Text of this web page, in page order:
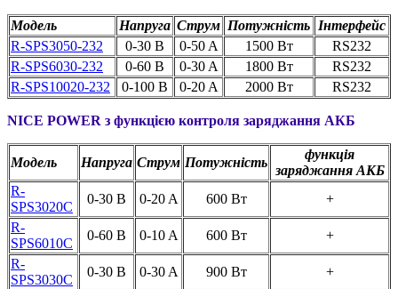
Модель Напруга Струм Потужність Інтерфейс
R-SPS3050-232
0-30 В 0-50 A 1500 Вт
RS232
R-SPS6030-232
0-60 В 0-30 A 1800 Вт
RS232
R-SPS10020-232
0-100 В 0-20 A 2000 Вт RS232
NICE POWER з функцією контроля заряджання АКБ
Модель Напруга Струм Потужність
функція
заряджання АКБ
R-
SPS3020C
0-30 В 0-20 A 600 Вт
+
R-
SPS6010C
0-60 В 0-10 A 600 Вт
+
R-
SPS3030C
0-30 В 0-30 A 900 Вт
+